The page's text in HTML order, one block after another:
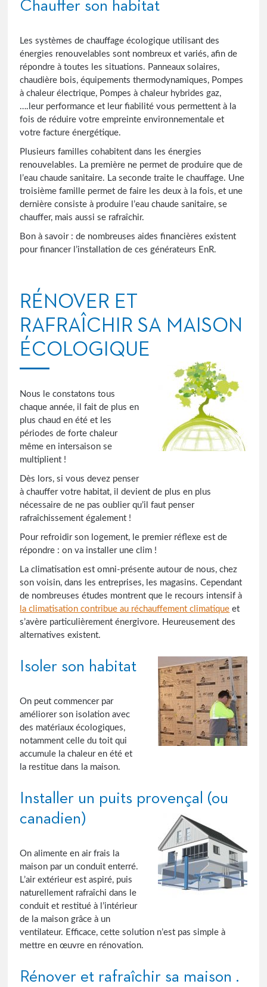
Chauffer son habitat
Les systèmes de chauffage écologique utilisant des
énergies renouvelables sont nombreux et variés, afin de
répondre à toutes les situations. Panneaux solaires,
chaudière bois, équipements thermodynamiques, Pompes
à chaleur électrique, Pompes à chaleur hybrides gaz,
….leur performance et leur fiabilité vous permettent à la
fois de réduire votre empreinte environnementale et
votre facture énergétique.
Plusieurs familles cohabitent dans les énergies
renouvelables. La première ne permet de produire que de
l’eau chaude sanitaire. La seconde traite le chauffage. Une
troisième famille permet de faire les deux à la fois, et une
dernière consiste à produire l’eau chaude sanitaire, se
chauffer, mais aussi se rafraîchir.
Bon à savoir : de nombreuses aides financières existent
pour financer l’installation de ces générateurs EnR.
RÉNOVER ET
RAFRAÎCHIR SA MAISON
ÉCOLOGIQUE
Nous le constatons tous
chaque année, il fait de plus en
plus chaud en été et les
périodes de forte chaleur
même en intersaison se
multiplient !
Dès lors, si vous devez penser
à chauffer votre habitat, il devient de plus en plus
nécessaire de ne pas oublier qu’il faut penser
rafraîchissement également !
Pour refroidir son logement, le premier réflexe est de
répondre : on va installer une clim !
La climatisation est omni-présente autour de nous, chez
son voisin, dans les entreprises, les magasins. Cependant
de nombreuses études montrent que le recours intensif à
la climatisation contribue au réchauffement climatique et
s’avère particulièrement énergivore. Heureusement des
alternatives existent.
Isoler son habitat
On peut commencer par
améliorer son isolation avec
des matériaux écologiques,
notamment celle du toit qui
accumule la chaleur en été et
la restitue dans la maison.
Installer un puits provençal (ou
canadien)
On alimente en air frais la
maison par un conduit enterré.
L’air extérieur est aspiré, puis
naturellement rafraîchi dans le
conduit et restitué à l’intérieur
de la maison grâce à un
ventilateur. Efficace, cette solution n’est pas simple à
mettre en œuvre en rénovation.
Rénover et rafraîchir sa maison .